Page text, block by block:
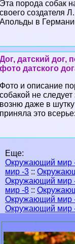
Эта порода собак
своего создателя
Апольды в
Дог, датский дог,
фото датского
Фото и описание
собакой не следует
возню даже в
приняла это
Еще:
Окружающий мир
мир -3 ::
Окружающий мир
мир -8 ::
Окружающий мир
Окружающий мир